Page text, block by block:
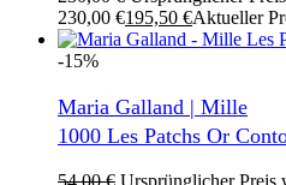
230,00 €195,50 €Aktueller
-15%
Maria Galland | Mille
1000 Les Patchs Or